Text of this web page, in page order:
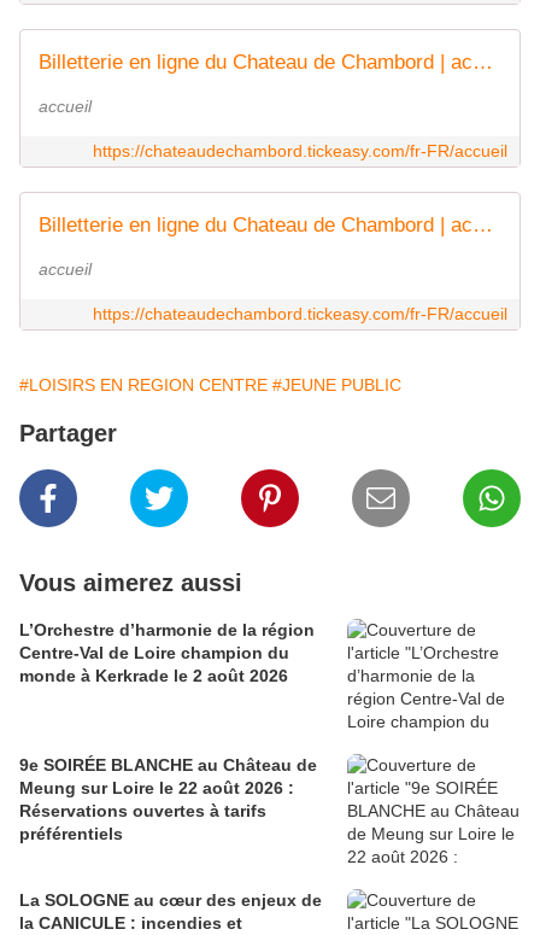
Billetterie en ligne du Chateau de Chambord | accueil
accueil
https://chateaudechambord.tickeasy.com/fr-FR/accueil
Billetterie en ligne du Chateau de Chambord | accueil
accueil
https://chateaudechambord.tickeasy.com/fr-FR/accueil
#LOISIRS EN REGION CENTRE #JEUNE PUBLIC
Partager
Vous aimerez aussi
L’Orchestre d’harmonie de la région
Centre-Val de Loire champion du
monde à Kerkrade le 2 août 2026
9e SOIRÉE BLANCHE au Château de
Meung sur Loire le 22 août 2026 :
Réservations ouvertes à tarifs
préférentiels
La SOLOGNE au cœur des enjeux de
la CANICULE : incendies et